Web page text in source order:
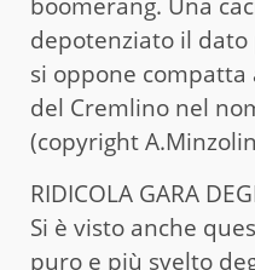
depotenziato il
si oppone
del Cremlino nel
(copyright
RIDICOLA GARA
Si è visto anche
puro e più svelto